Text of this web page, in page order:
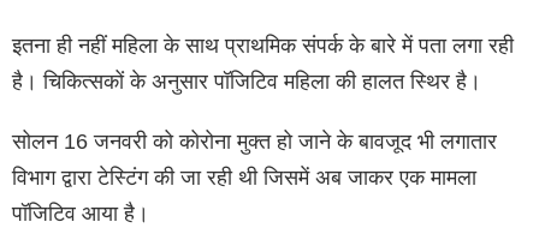
इतना ही नहीं महिला के साथ प्राथमिक संपर्क के बारे में पता लगा रही
है। चिकित्सकों के अनुसार पॉजिटिव महिला की हालत स्थिर है।
सोलन 16 जनवरी को कोरोना मुक्त हो जाने के बावजूद भी लगातार
विभाग द्वारा टेस्टिंग की जा रही थी जिसमें अब जाकर एक मामला
पॉजिटिव आया है।